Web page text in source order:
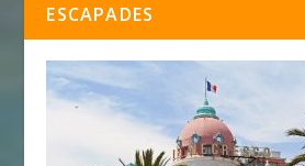
ESCAPADES